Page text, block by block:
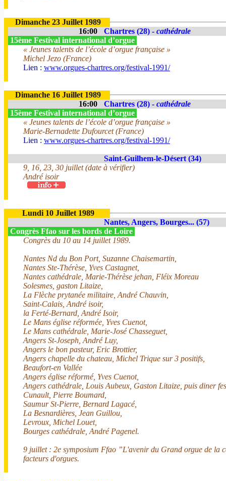
Dimanche 23 Juillet 1989
16:00
Chartres (28) - cathédrale
15ème Festival international d’orgue
« Jeunes talents de l’école d’orgue française »
Michel Jezo (France)
Lien : www.orgues-chartres.org/festival-1991/
Dimanche 16 Juillet 1989
16:00
Chartres (28) - cathédrale
15ème Festival international d’orgue
« Jeunes talents de l’école d’orgue française »
Marie-Bernadette Dufourcet (France)
Lien : www.orgues-chartres.org/festival-1991/
Saint-Guilhem-le-Désert (34)
9, 16, 23, 30 juillet (date à vérifier)
André isoir
Lundi 10 Juillet 1989
Nantes, Angers, Bourges... (57)
Congrès Ffao sur les bords de Loire
Congrès du 10 au 14 juillet 1989.
Nantes Nd du Bon Port, Suzanne Chaisemartin,
Nantes Ste-Thérèse, Yves Castagnet,
Nantes cathédrale, Marie-Thérèse jehan, Fléix Moreau
Solesmes, gaston Litaize,
La Flèche prytanée militaire, André Chauvin,
Saint-Calais, André isoir,
la Ferté-Bernard, André Isoir,
Le Mans église réformée, Yves Cuenot,
Le Mans cathédrale, Marie-José Chasseguet,
Angers St-Joseph, André Luy,
Angers le bon pasteur, Eric Brottier,
Angers chapelle du chateau, Michel Trique sur 3 positifs,
Beaufort-en Vallée
Angers église réformé, Yves Cuenot,
Angers cathédrale, Louis Aubeux, Gaston Litaize, puis diner
Cunault, Pierre Boumard,
Saumur St-Pierre, Bernard Lagacé,
La Besnardières, Jean Guillou,
Levroux, Michel Louet,
Bourges cathédrale, André Pagenel.
9 juillet : 2e symposium Ffao ”L'avenir du Grand orgue de la
facteurs d'orgues.